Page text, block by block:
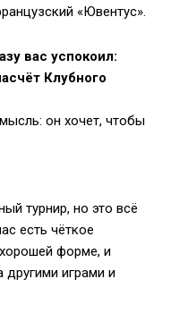
«Ювентус».
вас успокоил:
Клубного
он хочет, чтобы
турнир, но это всё
есть чёткое
форме, и
играми и